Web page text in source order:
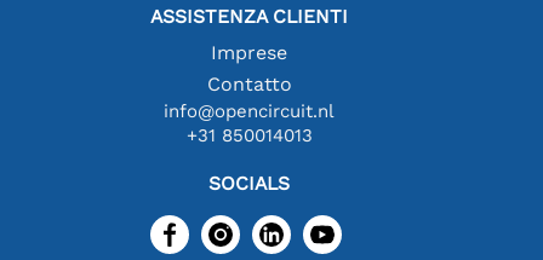
ASSISTENZA CLIENTI
Imprese
Contatto
info@opencircuit.nl
+31 850014013
SOCIALS